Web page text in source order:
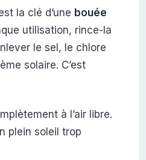
la clé d’une bouée
utilisation, rince-la
le sel, le chlore
solaire. C’est
à l’air libre.
plein soleil trop